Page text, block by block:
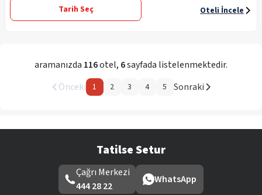
Tarih Seç
Oteli İncele
aramanızda 116otel, 6sayfada listelenmektedir.
Önceki 1 2 3 4 5 Sonraki
Tatilse Setur
Çağrı Merkezi
444 28 22
WhatsApp